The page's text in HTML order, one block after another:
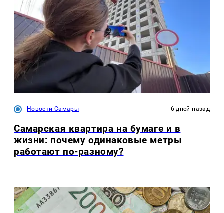
Новости Самары 6 дней назад
Самарская квартира на бумаге и в
жизни: почему одинаковые метры
работают по-разному?